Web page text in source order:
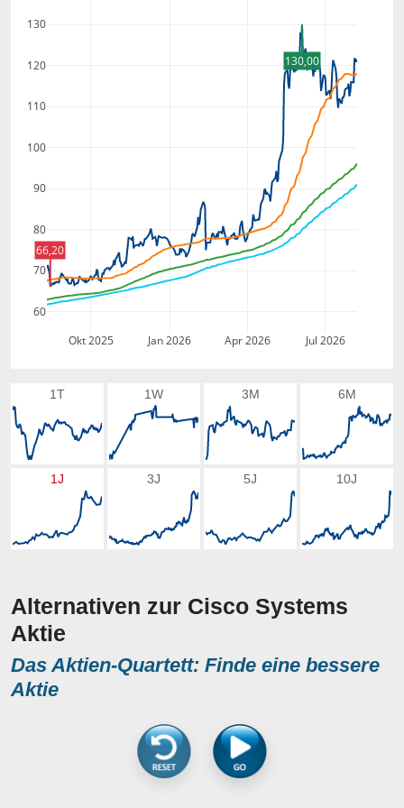
Okt 2025 Jan 2026 Apr 2026 Jul 2026
60
70
80
90
100
110
120
130
130,00
66,20
1T 1W 3M 6M
1J 3J 5J 10J
Alternativen zur Cisco Systems
Aktie
Das Aktien-Quartett: Finde eine bessere
Aktie